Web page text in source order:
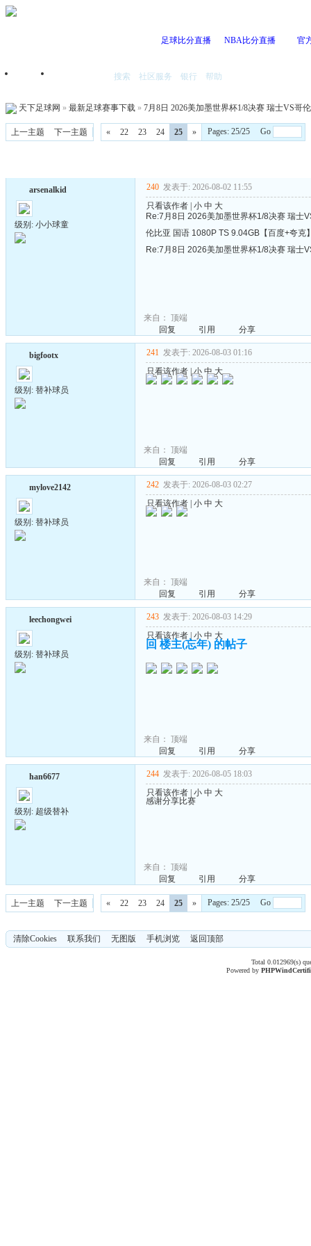
足球比分直播 NBA比分直播 官
首页 搜索 社区服务 银行 帮助
天下足球网 » 最新足球赛事下载 » 7月8日 2026美加墨世界杯1/8决赛 瑞士VS哥
上一主题 下一主题 « 22 23 24 25 » Pages: 25/25 Go
arsenalkid
级别: 小小球童
240 发表于: 2026-08-02 11:55
只看该作者 小 中 大
Re:7月8日 2026美加墨世界杯1/8决赛 瑞士
伦比亚 国语 1080P TS 9.04GB【百度+夸
Re:7月8日 2026美加墨世界杯1/8决赛 瑞士
来自： 顶端
回复
引用 分享
bigfootx
级别: 替补球员
241 发表于: 2026-08-03 01:16
只看该作者 |小 中 大
来自： 顶端
回复
引用 分享
mylove2142
级别: 替补球员
242 发表于: 2026-08-03 02:27
只看该作者 小 中 大
来自： 顶端
回复
引用 分享
leechongwei
级别: 替补球员
243 发表于: 2026-08-03 14:29
只看该作者| 小 中 大
回 楼主(忘年) 的帖子
来自： 顶端
回复
引用 分享
han6677
级别: 超级替补
244 发表于: 2026-08-05 18:03
只看该作者 小 中 大
感谢分享比赛
来自： 顶端
回复
引用 分享
上一主题 下一主题 « 22 23 24 25 » Pages: 25/25 Go
清除Cookies 联系我们 无图版 手机浏览 返回顶部
Total 0.012969(s)
Powered byPHPWind